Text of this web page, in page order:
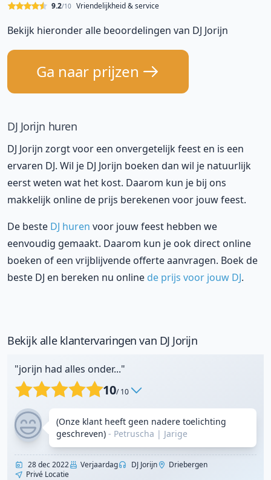
Vriendelijkheid & service
9.2/10
Bekijk hieronder alle beoordelingen van DJ Jorijn
Ga naar prijzen
DJ Jorijn huren
DJ Jorijn zorgt voor een onvergetelijk feest en is een
ervaren DJ. Wil je DJ Jorijn boeken dan wil je natuurlijk
eerst weten wat het kost. Daarom kun je bij ons
makkelijk online de prijs berekenen voor jouw feest.
De beste DJ huren voor jouw feest hebben we
eenvoudig gemaakt. Daarom kun je ook direct online
boeken of een vrijblijvende offerte aanvragen. Boek de
beste DJ en bereken nu online de prijs voor jouw DJ.
Bekijk alle klantervaringen van DJ Jorijn
"jorijn had alles onder..."
10/ 10
(Onze klant heeft geen nadere toelichting
geschreven) - Petruscha | Jarige
28 dec 2022 Verjaardag DJ Jorijn
Driebergen
Privé Locatie